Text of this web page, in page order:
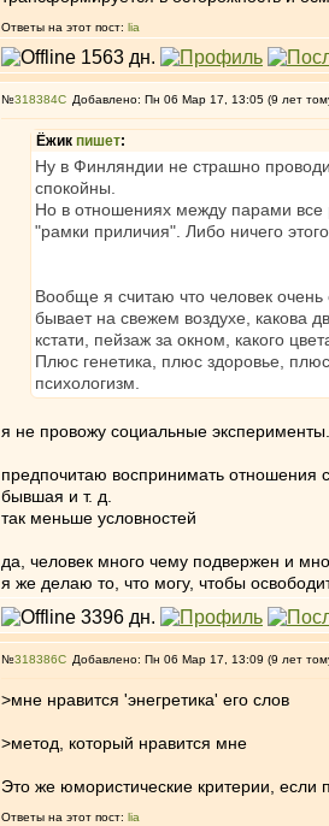
Ответы на этот пост: lia
№318384 Добавлено: Пн 06 Мар 17, 13:05 (9 лет
Ёжик пишет:
Ну в Финляндии не страшно
спокойны.
Но в отношениях между парами все
"рамки приличия". Либо ничего
Вообще я считаю что человек
бывает на свежем воздухе, какова
кстати, пейзаж за окном, какого
Плюс генетика, плюс здоровье,
психологизм.
я не провожу социальные
предпочитаю воспринимать отношения
бывшая и т. д.
так меньше условностей
да, человек много чему подвержен и
я же делаю то, что могу, чтобы
№318386 Добавлено: Пн 06 Мар 17, 13:09 (9 лет
>мне нравится 'энегретика' его слов
>метод, который нравится мне
Это же юмористические критерии, если
Ответы на этот пост: lia